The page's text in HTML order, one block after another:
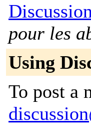
pour les
Using
To post a